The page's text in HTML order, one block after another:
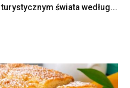
turystycznym świata według...